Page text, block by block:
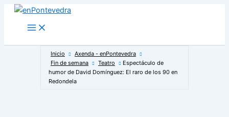
Main
Menu
Inicio
Axenda - enPontevedra
Fin de semana
Teatro
Espectáculo de
humor de David Domínguez: El raro de los 90 en
Redondela